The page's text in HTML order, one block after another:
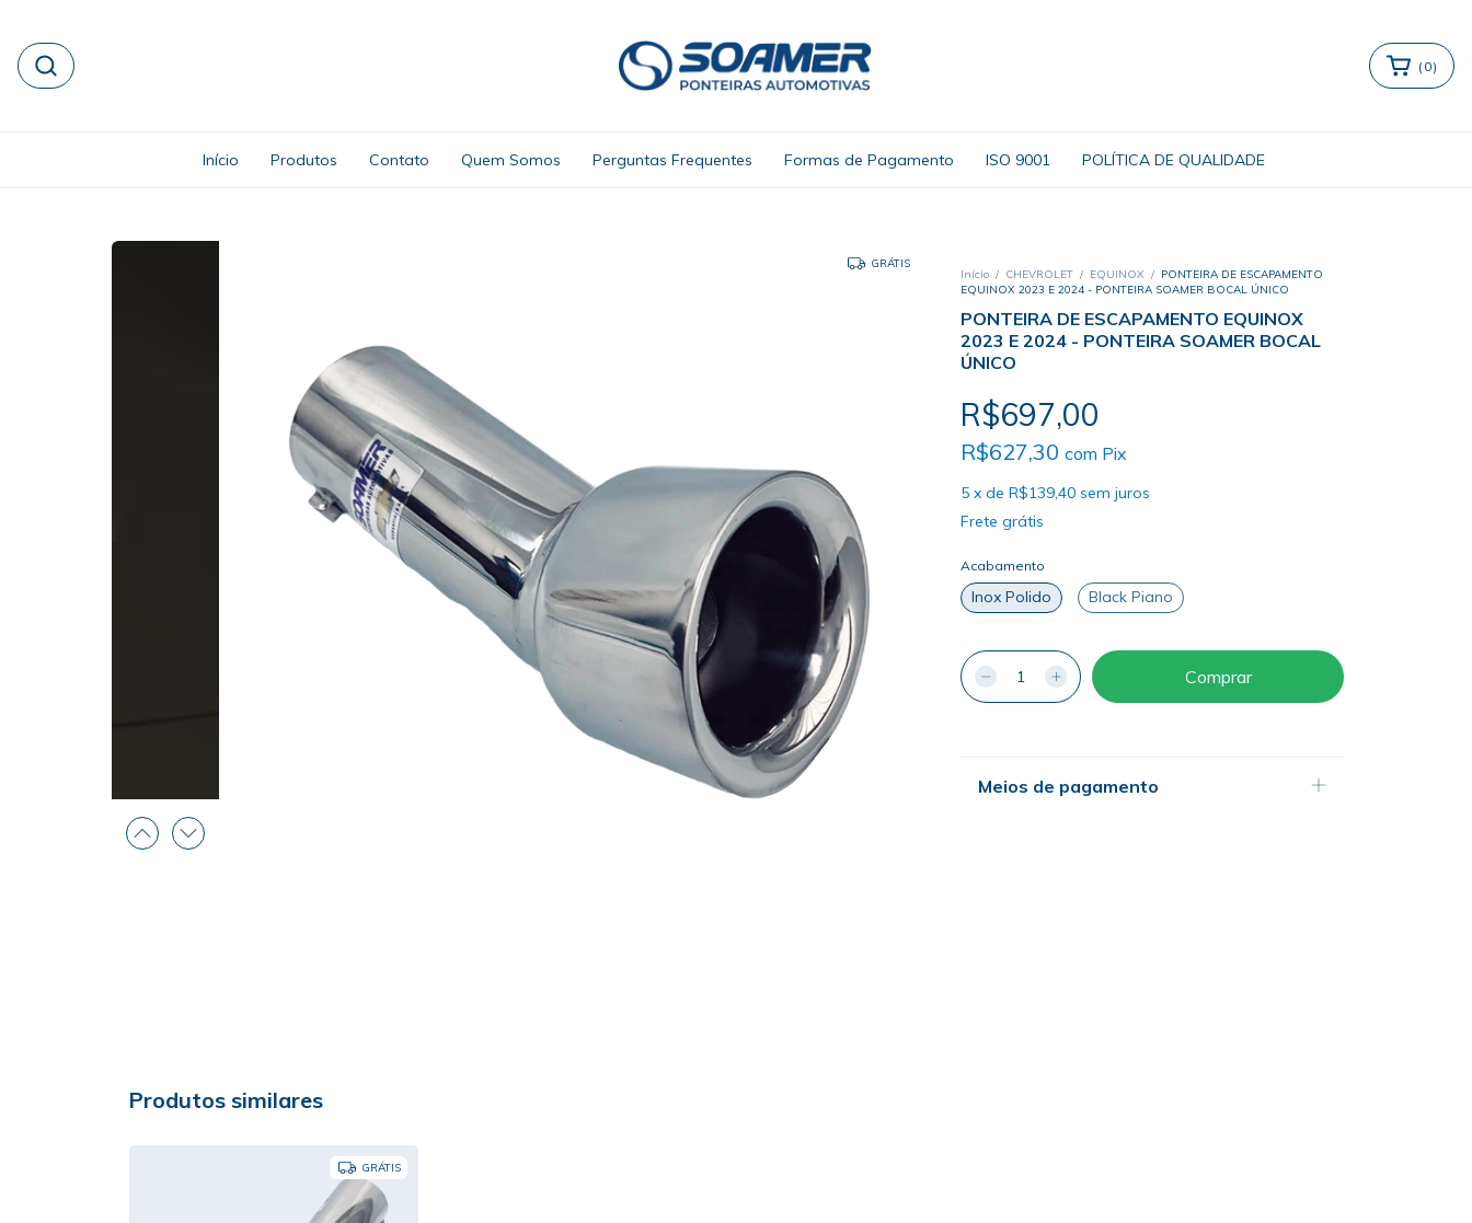
( 0)
Início Produtos Contato Quem Somos Perguntas Frequentes Formas de Pagamento ISO 9001 POLÍTICA DE QUALIDADE
GRÁTIS
Início / CHEVROLET / EQUINOX / PONTEIRA DE ESCAPAMENTO
EQUINOX 2023 E 2024 - PONTEIRA SOAMER BOCAL ÚNICO
PONTEIRA DE ESCAPAMENTO EQUINOX
2023 E 2024 - PONTEIRA SOAMER BOCAL
ÚNICO
R$697,00
R$627,30 com Pix
5 x de R$139,40 sem juros
Frete grátis
Acabamento
Inox Polido Black Piano
Meios de pagamento
Produtos similares
GRÁTIS